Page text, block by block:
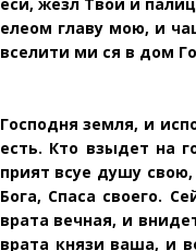
елеом главу мою, и
вселити ми ся в дом
Господня земля, и
есть. Кто взыдет на
прият всуе душу
Бога, Спаса своего.
врата вечная, и
врата князи ваша, и